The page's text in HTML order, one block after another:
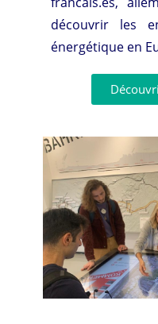
découvrir les
énergétique en